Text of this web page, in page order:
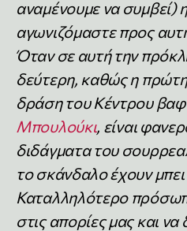
αναμένουμε να συμβεί)
αγωνιζόμαστε προς
Όταν σε αυτή την
δεύτερη, καθώς η
δράση του Κέντρου
Μπουλούκι, είναι
διδάγματα του
το σκάνδαλο έχουν
Καταλληλότερο
στις απορίες μας και να